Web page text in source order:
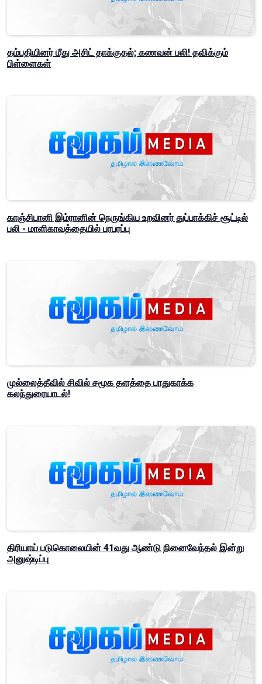
தம்பதியினர் மீது அசிட் தாக்குதல்; கணவன் பலி! தவிக்கும்
பிள்ளைகள்
காஞ்சிபானி இம்ரானின் நெருங்கிய உறவினர் துப்பாக்கிச் சூட்டில்
பலி - மாளிகாவத்தையில் பரபரப்பு
முல்லைத்தீவில் சிவில் சமூக தளத்தை பாதுகாக்க
கலந்துரையாடல்!
திரியாய் படுகொலையின் 41வது ஆண்டு நினைவேந்தல் இன்று
அனுஷ்டிப்பு